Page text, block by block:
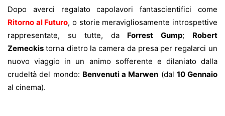
Dopo averci regalato capolavori fantascientifici come
Ritorno al Futuro, o storie meravigliosamente introspettive
rappresentate, su tutte, da Forrest Gump; Robert
Zemeckis torna dietro la camera da presa per regalarci un
nuovo viaggio in un animo sofferente e dilaniato dalla
crudeltà del mondo: Benvenuti a Marwen (dal 10 Gennaio
al cinema).